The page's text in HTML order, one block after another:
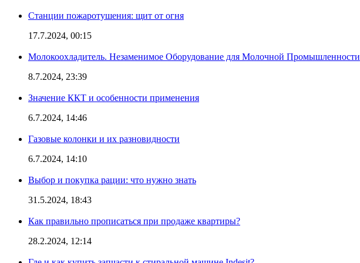
Станции пожаротушения: щит от огня
17.7.2024, 00:15
Молокоохладитель. Незаменимое Оборудование для Молочной Промышленности
8.7.2024, 23:39
Значение ККТ и особенности применения
6.7.2024, 14:46
Газовые колонки и их разновидности
6.7.2024, 14:10
Выбор и покупка рации: что нужно знать
31.5.2024, 18:43
Как правильно прописаться при продаже квартиры?
28.2.2024, 12:14